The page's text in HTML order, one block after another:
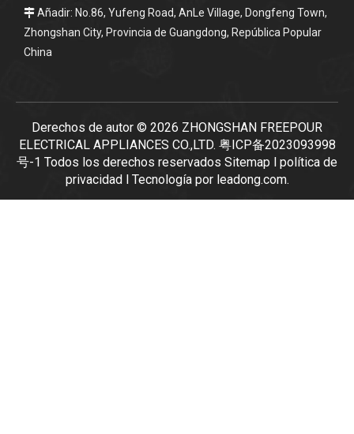
 Añadir: No.86, Yufeng Road, AnLe Village, Dongfeng Town,
Zhongshan City, Provincia de Guangdong, República Popular
China
Derechos de autor © 2026 ZHONGSHAN FREEPOUR
ELECTRICAL APPLIANCES CO.,LTD. 粤ICP备2023093998
号-1 Todos los derechos reservados Sitemap l política de
privacidadl Tecnología por leadong.com.